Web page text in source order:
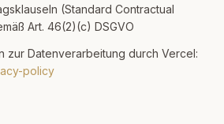
(Standard Contractual
Art. 46(2)(c) DSGVO
zur Datenverarbeitung durch Vercel:
policy